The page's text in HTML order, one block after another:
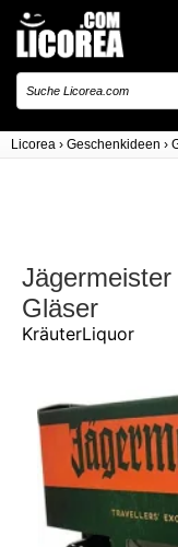
Licorea › Geschenkideen ›
Gläser
KräuterLiquor